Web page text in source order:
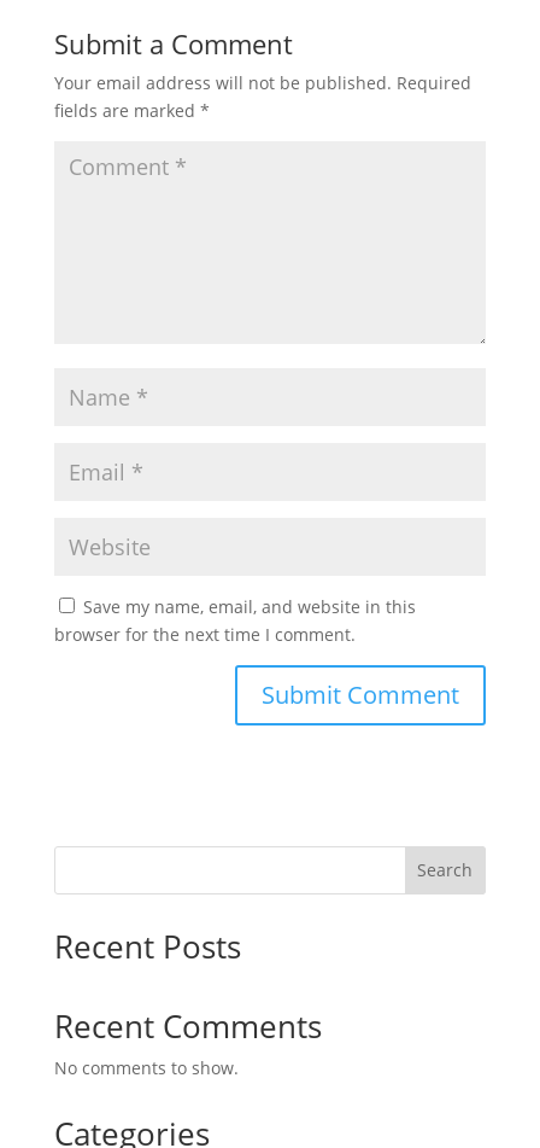
Submit a Comment
Your email address will not be published. Required
fields are marked *
Save my name, email, and website in this
browser for the next time I comment.
Search
Recent Posts
Recent Comments
No comments to show.
Categories